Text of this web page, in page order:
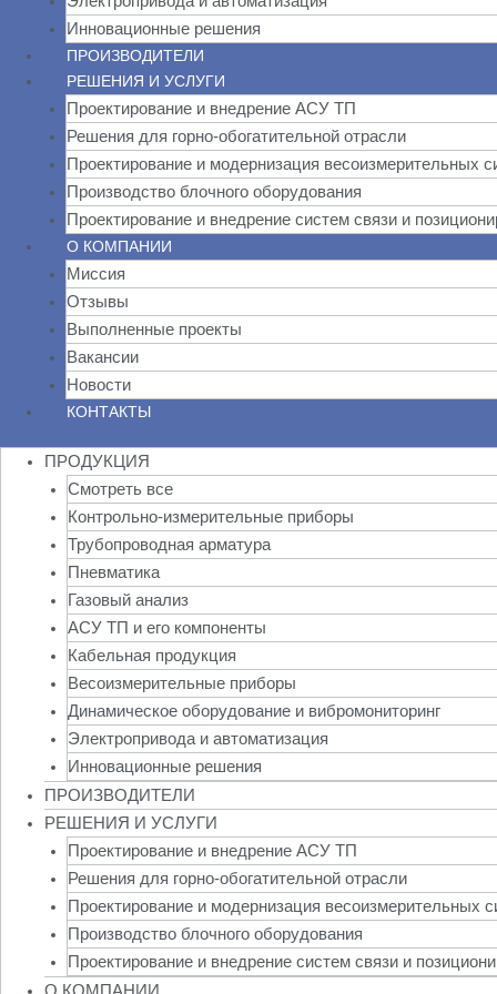
Инновационные решения
ПРОИЗВОДИТЕЛИ
РЕШЕНИЯ И УСЛУГИ
Проектирование и внедрение АСУ ТП
Решения для горно-обогатительной отрасли
Проектирование и модернизация весоизмерительных
Производство блочного оборудования
Проектирование и внедрение систем связи и
О КОМПАНИИ
Миссия
Отзывы
Выполненные проекты
Вакансии
Новости
КОНТАКТЫ
ПРОДУКЦИЯ
Смотреть все
Контрольно-измерительные приборы
Трубопроводная арматура
Пневматика
Газовый анализ
АСУ ТП и его компоненты
Кабельная продукция
Весоизмерительные приборы
Динамическое оборудование и вибромониторинг
Электропривода и автоматизация
Инновационные решения
ПРОИЗВОДИТЕЛИ
РЕШЕНИЯ И УСЛУГИ
Проектирование и внедрение АСУ ТП
Решения для горно-обогатительной отрасли
Проектирование и модернизация весоизмерительных
Производство блочного оборудования
Проектирование и внедрение систем связи и
О КОМПАНИИ